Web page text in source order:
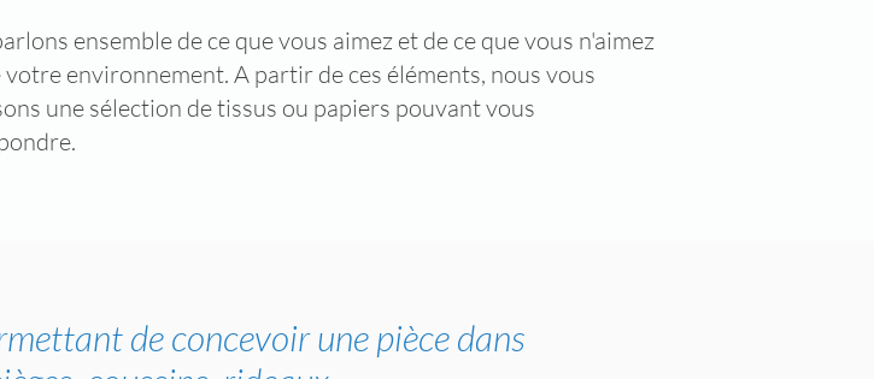
ensemble de ce que vous aimez et de ce que vous n'aimez
votre environnement. A partir de ces éléments, nous vous
une sélection de tissus ou papiers pouvant vous
de concevoir une pièce dans